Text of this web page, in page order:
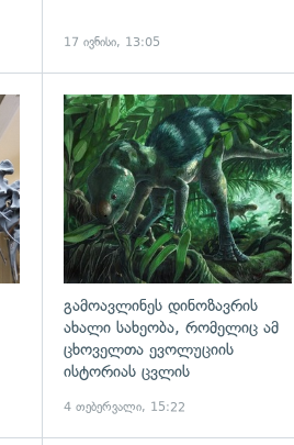
17 ივნისი, 13:05
გადახედვა
გამოავლინეს დინოზავრის
ახალი სახეობა, რომელიც ამ
ცხოველთა ევოლუციის
ისტორიას ცვლის
4 თებერვალი, 15:22